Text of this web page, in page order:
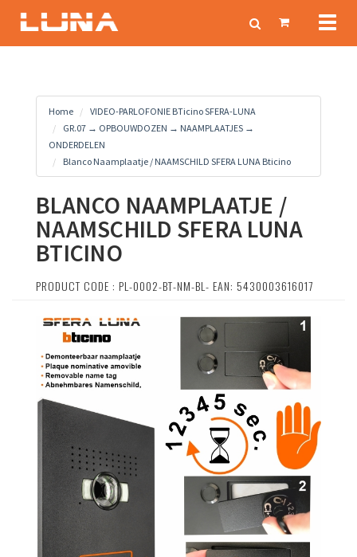
Home
VIDEO-PARLOFONIE BTicino SFERA-LUNA
GR.07 → OPBOUWDOZEN → NAAMPLAATJES →
ONDERDELEN
Blanco Naamplaatje / NAAMSCHILD SFERA LUNA Bticino
BLANCO NAAMPLAATJE /
NAAMSCHILD SFERA LUNA
BTICINO
PRODUCT CODE : PL-0002-BT-NM-BL- EAN: 5430003616017